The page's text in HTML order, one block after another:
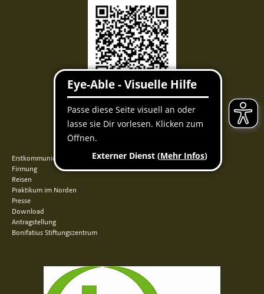
FacebookInstagramYoutube
QUICKLINKS
Erstkommunion
Firmung
Reisen
Praktikum im Norden
Presse
Download
Antragstellung
Bonifatius Stiftungszentrum